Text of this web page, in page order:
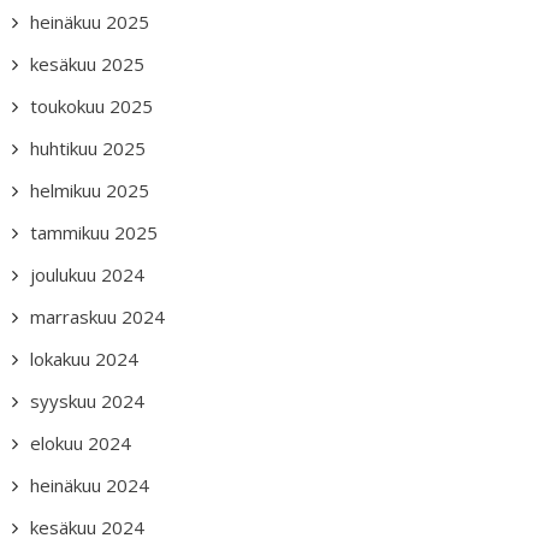
heinäkuu 2025
kesäkuu 2025
toukokuu 2025
huhtikuu 2025
helmikuu 2025
tammikuu 2025
joulukuu 2024
marraskuu 2024
lokakuu 2024
syyskuu 2024
elokuu 2024
heinäkuu 2024
kesäkuu 2024